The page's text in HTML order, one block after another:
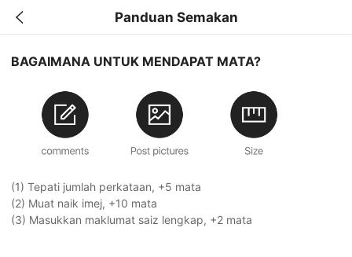
Panduan Semakan
BAGAIMANA UNTUK MENDAPAT MATA?
(1) Tepati jumlah perkataan, +5 mata
(2) Muat naik imej, +10 mata
(3) Masukkan maklumat saiz lengkap, +2 mata